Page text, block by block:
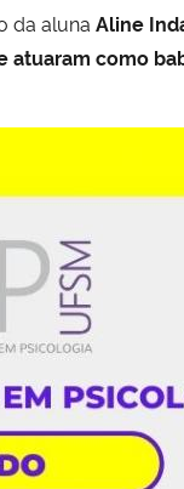
da aluna Aline
atuaram como